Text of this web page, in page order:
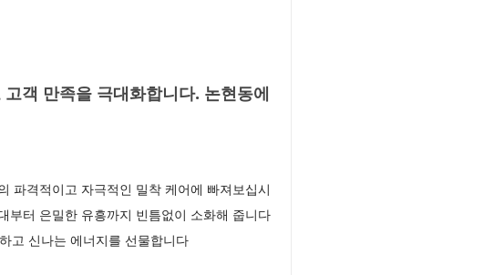
객 만족을 극대화합니다. 논현동에
파격적이고 자극적인 밀착 케어에 빠져보십시
부터 은밀한 유흥까지 빈틈없이 소화해 줍니다
고 신나는 에너지를 선물합니다